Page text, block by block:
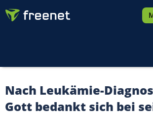
Nach Leukämie-
Gott bedankt sich bei